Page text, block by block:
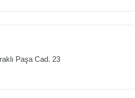
Paşa Cad. 23